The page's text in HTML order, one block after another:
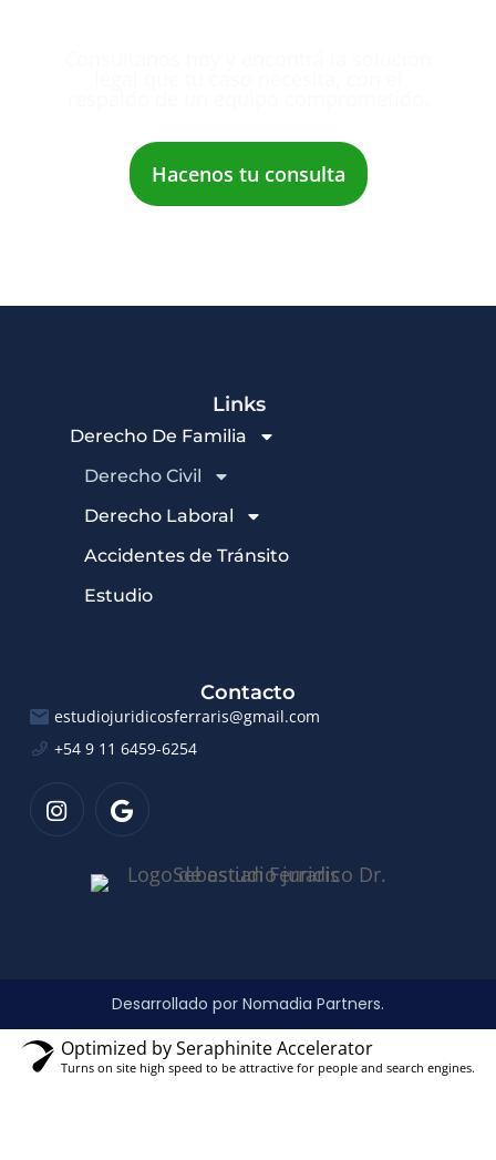
Hacenos tu consulta
Links
Derecho De Familia
Derecho Civil
Derecho Laboral
Accidentes de Tránsito
Estudio
Contacto
estudiojuridicosferraris@gmail.com
+54 9 11 6459-6254
Desarrollado por Nomadia Partners.
Optimized by Seraphinite Accelerator
Turns on site high speed to be attractive for people and search engines.